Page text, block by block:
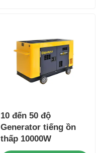
10 đến 50 độ
Generator tiếng ồn
thấp 10000W
Generator âm thầm